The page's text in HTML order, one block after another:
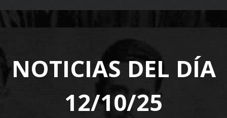
NOTICIAS DEL DÍA
12/10/25